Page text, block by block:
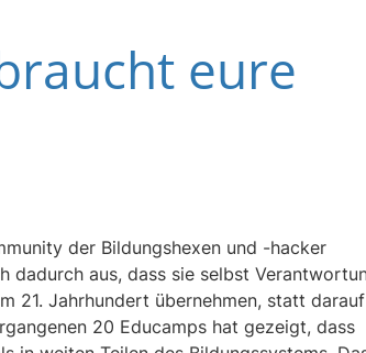
eure
der Bildungshexen und -hacker
dadurch aus, dass sie selbst
21. Jahrhundert übernehmen, statt
20 Educamps hat gezeigt, dass